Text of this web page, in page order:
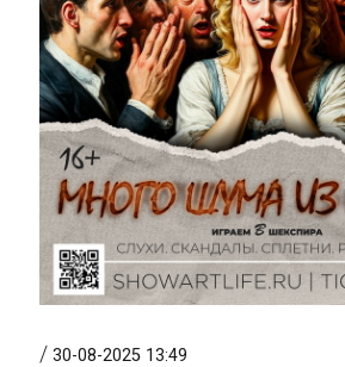
/ 30-08-2025 13:49